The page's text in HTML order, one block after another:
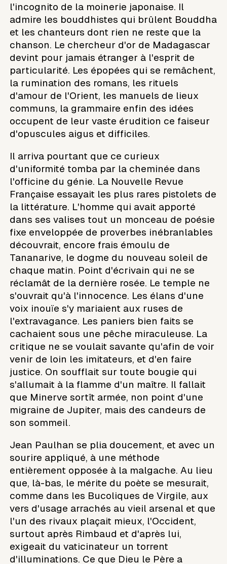
l'incognito de la moinerie japonaise. Il
admire les bouddhistes qui brûlent Bouddha
et les chanteurs dont rien ne reste que la
chanson. Le chercheur d'or de Madagascar
devint pour jamais étranger à l'esprit de
particularité. Les épopées qui se remâchent,
la rumination des romans, les rituels
d'amour de l'Orient, les manuels de lieux
communs, la grammaire enfin des idées
occupent de leur vaste érudition ce faiseur
d'opuscules aigus et difficiles.
Il arriva pourtant que ce curieux
d'uniformité tomba par la cheminée dans
l'officine du génie. La Nouvelle Revue
Française essayait les plus rares pistolets de
la littérature. L'homme qui avait apporté
dans ses valises tout un monceau de poésie
fixe enveloppée de proverbes inébranlables
découvrait, encore frais émoulu de
Tananarive, le dogme du nouveau soleil de
chaque matin. Point d'écrivain qui ne se
réclamât de la dernière rosée. Le temple ne
s'ouvrait qu'à l'innocence. Les élans d'une
voix inouïe s'y mariaient aux ruses de
l'extravagance. Les paniers bien faits se
cachaient sous une pêche miraculeuse. La
critique ne se voulait savante qu'afin de voir
venir de loin les imitateurs, et d'en faire
justice. On soufflait sur toute bougie qui
s'allumait à la flamme d'un maître. Il fallait
que Minerve sortît armée, non point d'une
migraine de Jupiter, mais des candeurs de
son sommeil.
Jean Paulhan se plia doucement, et avec un
sourire appliqué, à une méthode
entièrement opposée à la malgache. Au lieu
que, là-bas, le mérite du poète se mesurait,
comme dans les Bucoliques de Virgile, aux
vers d'usage arrachés au vieil arsenal et que
l'un des rivaux plaçait mieux, l'Occident,
surtout après Rimbaud et d'après lui,
exigeait du vaticinateur un torrent
d'illuminations. Ce que Dieu le Père a